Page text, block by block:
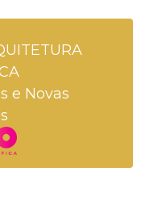
e Novas